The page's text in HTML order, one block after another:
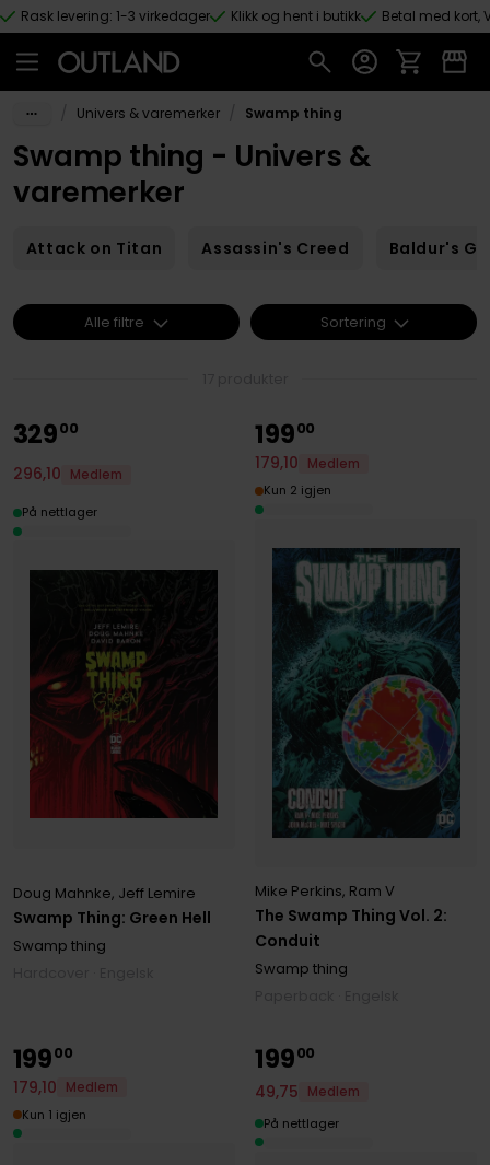
Hopp til hovedinnhold
Rask levering: 1-3 virkedager Klikk og hent i butikk Betal med kort,
Univers & varemerker Swamp thing
Swamp thing - Univers &
varemerker
Attack on Titan Assassin's Creed Baldur's
Swamp Thing: Green Hell
Doug Mahnke, Jeff Lemire
Swamp thing
32900
296,10 Medlem
På nettlager
The Swamp Thing Vol. 2:
Conduit
Mike Perkins, Ram V
Swamp thing
19900
179,10
Medlem
Kun 2 igjen
19900
179,10
Medlem
Kun 1 igjen
19900
49,75
Medlem
På nettlager
Alle filtre Sortering